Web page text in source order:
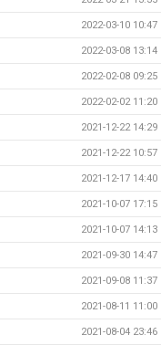
2022-03-10 10:47
2022-03-08 13:14
2022-02-08 09:25
2022-02-02 11:20
2021-12-22 14:29
2021-12-22 10:57
2021-12-17 14:40
2021-10-07 17:15
2021-10-07 14:13
2021-09-30 14:47
2021-09-08 11:37
2021-08-11 11:00
2021-08-04 23:46